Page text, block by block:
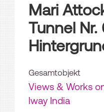
Mari
Tunnel Nr.
Gesamtobjekt
Views & Works
lway India